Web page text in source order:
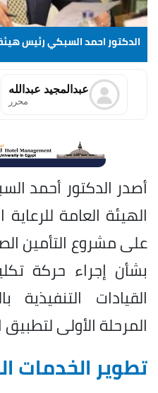
الدكتور احمد السبكي رئيس
⁠عبدالمجيد عبدالله
محرر
أصدر الدكتور أحمد
الهيئة العامة
على مشروع التأمين
بشأن إجراء حركة
القيادات
المرحلة الأولى
تطوير الخدمات